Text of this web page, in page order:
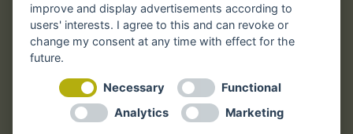
Impressum
AGB der Druckindustrie
AGB – Online
Widerrufsbelehrung
improve and display advertisements according to
users' interests. I agree to this and can revoke or
change my consent at any time with effect for the
future.
Necessary
Functional
Analytics
Marketing